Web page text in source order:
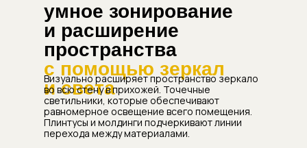
умное зонирование
и расширение
пространства
с помощью зеркал
и света
Визуально расширяет пространство зеркало
во всю стену в прихожей. Точечные
светильники, которые обеспечивают
равномерное освещение всего помещения.
Плинтусы и молдинги подчеркивают линии
перехода между материалами.